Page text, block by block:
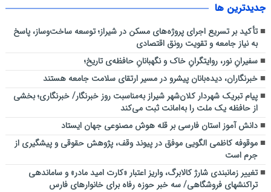
نظارت میدانی کارشناسان دفتر بازرسی و مدیریت عملکرد دانشگاه علوم
پزشکی شیراز بر روند ارائه خدمات سلامت به زائران اربعین حسینی در عراق
جديدترين ها
تأکید بر تسریع اجرای پروژه‌های مسکن در شیراز؛ توسعه ساخت‌وساز، پاسخ
به نیاز جامعه و تقویت رونق اقتصادی
سفیرانِ نور، روایتگرانِ خاک و نگهبانانِ حافظه‌ی تاریخ؛
خبرنگاران، دیده‌بانان پیشرو در مسیر ارتقای سلامت جامعه هستند
پیام تبریک شهردار کلان‌شهر شیراز به‌مناسبت روز خبرنگار/ خبرنگاری؛ بخشی
از حافظه یک ملت را به‌امانت ثبت می‌کند
دانش آموز استان فارسی بر قله هوش مصنوعی جهان ایستاد
موقوفه کاظمی الگویی موفق در پیوند وقف، پژوهش حقوقی و پیشگیری از
جرم است
تغییر زمانبندی شارژ کالابرگ، واریز اعتبار «کارت امید مادر» و ساماندهی
تراکنشهای فروشگاهی/ سه خبر حوزه رفاه برای خانوارهای فارس